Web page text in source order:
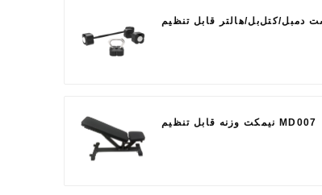
دمبل/کتل‌بل/هالتر قابل تنظیم
نیمکت وزنه قابل تنظیم MD007